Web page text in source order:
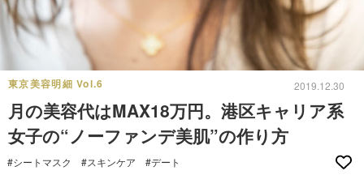
東京美容明細 Vol.6 2019.12.30
月の美容代はMAX18万円。港区キャリア系
女子の“ノーファンデ美肌”の作り方
#シートマスク #スキンケア #デート